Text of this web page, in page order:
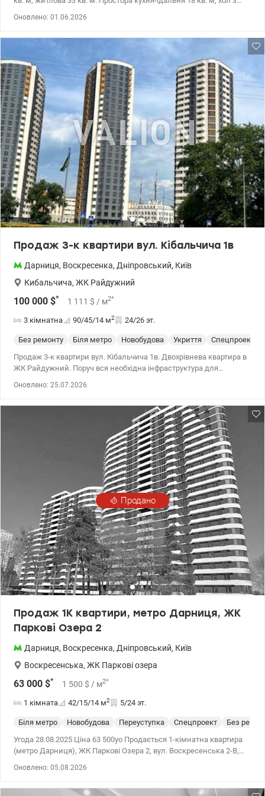
виробників, якісні меблі, вбудована кухня. У квартирі є: духовка,
індукційна поверхня, холодильник, пральна і сушильна
машини, бойлер, два кондиціонери, два телевізори. Встановлені
лічильники на тепло, холодну і гарячу воду, електроенергію.
Встановлена сигналізація, домофон. З вікон квартири і балкона
відкривається чудовий краєвид на правий берег Києва. Меблі і
побутова техніка залишаються в квартирі. Закрита територія з
відеоспостереженням. Розвинена інфраструктура комплекса:
наземний паркінг, баскетбольне / тенісне поле, футбольне поле,
ролердром, сучасні дитячі майданчики, автомийка,
супермаркет, спортклуб, аптеки, магазини, кафе і т.д. Поруч з ЖК
мальовниче озеро та чудовий парк Перемога. т.044 200 10 80
Valion.ua/1075490
Оновлено: 01.06.2026
Продаж 3-к квартири вул. Кібальчича 1в
Дарниця, Воскресенка, Дніпровський, Київ
Кибальчича, ЖК Райдужний
100 000 $* 1 111 $ / м2*
3 кімнатна 90/45/14 м2 24/26 эт.
Без ремонту Біля метро Новобудова Укриття Спецпроект
Продаж 3-к квартири вул. Кібальчича 1в. Двохрівнева квартира в
ЖК Райдужний. Поруч вся необхідна інфраструктура для
Оновлено: 25.07.2026
Продано
Продаж 1К квартири, метро Дарниця, ЖК
Паркові Озера 2
Дарниця, Воскресенка, Дніпровський, Київ
Воскресенська, ЖК Паркові озера
63 000 $* 1 500 $ / м2*
1 кімната 42/15/14 м2 5/24 эт.
Біля метро Новобудова Переуступка Спецпроект
Без
Угода 28.08.2025 Ціна 63 500уо Продається 1-кімнатна квартира
(метро Дарниця), ЖК Паркові Озера 2, вул. Воскресенська 2-В,
Оновлено: 05.08.2026